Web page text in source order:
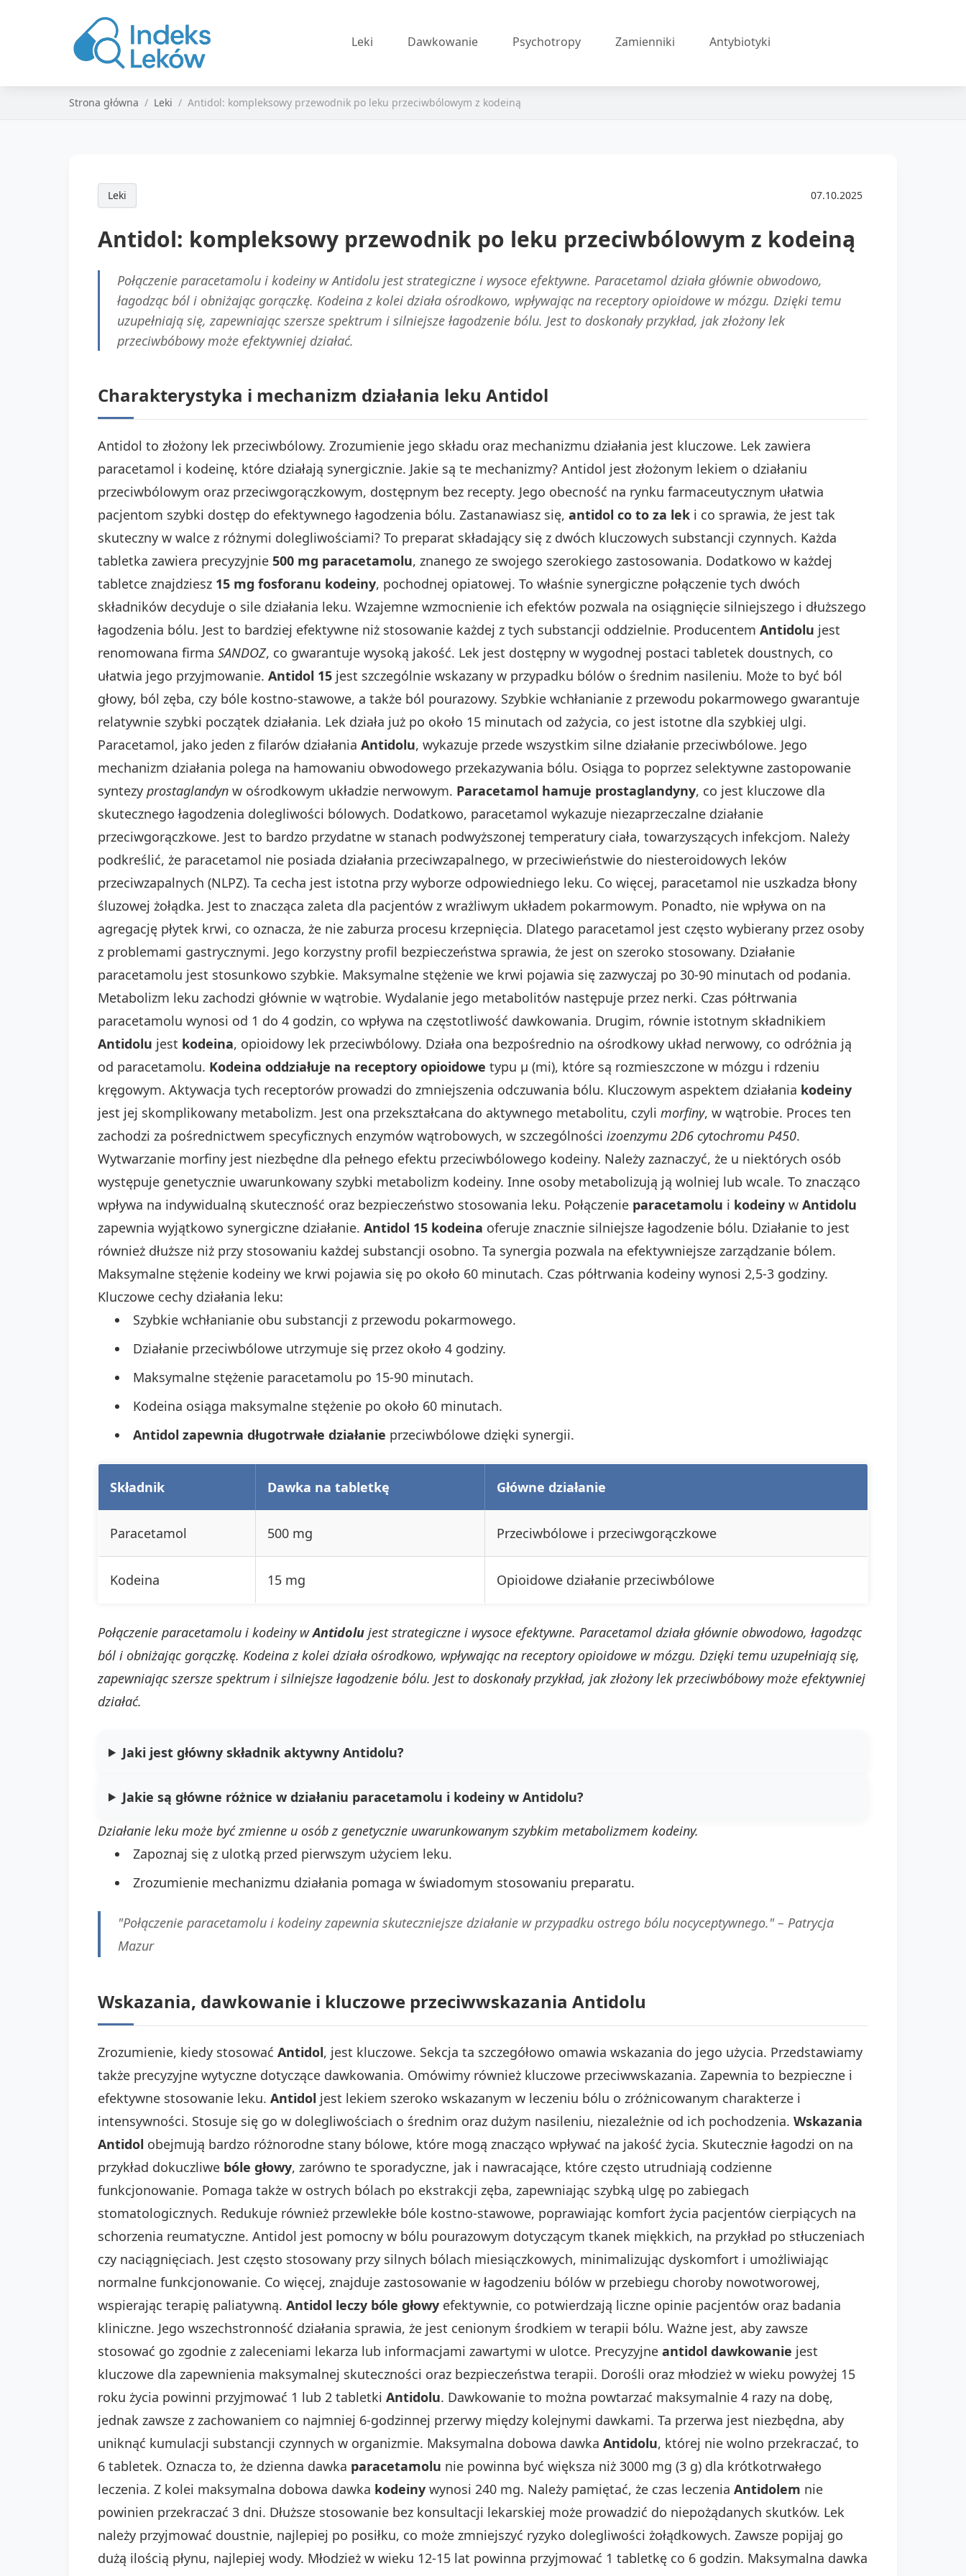
Leki Dawkowanie Psychotropy Zamienniki Antybiotyki
Strona główna Leki Antidol: kompleksowy przewodnik po leku przeciwbólowym z kodeiną
Leki 07.10.2025
Antidol: kompleksowy przewodnik po leku przeciwbólowym z kodeiną
Połączenie paracetamolu i kodeiny w Antidolu jest strategiczne i wysoce efektywne. Paracetamol działa głównie obwodowo,
łagodząc ból i obniżając gorączkę. Kodeina z kolei działa ośrodkowo, wpływając na receptory opioidowe w mózgu. Dzięki temu
uzupełniają się, zapewniając szersze spektrum i silniejsze łagodzenie bólu. Jest to doskonały przykład, jak złożony lek
przeciwbóbowy może efektywniej działać.
Charakterystyka i mechanizm działania leku Antidol
Antidol to złożony lek przeciwbólowy. Zrozumienie jego składu oraz mechanizmu działania jest kluczowe. Lek zawiera
paracetamol i kodeinę, które działają synergicznie. Jakie są te mechanizmy? Antidol jest złożonym lekiem o działaniu
przeciwbólowym oraz przeciwgorączkowym, dostępnym bez recepty. Jego obecność na rynku farmaceutycznym ułatwia
pacjentom szybki dostęp do efektywnego łagodzenia bólu. Zastanawiasz się, antidol co to za lek i co sprawia, że jest tak
skuteczny w walce z różnymi dolegliwościami? To preparat składający się z dwóch kluczowych substancji czynnych. Każda
tabletka zawiera precyzyjnie 500 mg paracetamolu, znanego ze swojego szerokiego zastosowania. Dodatkowo w każdej
tabletce znajdziesz 15 mg fosforanu kodeiny, pochodnej opiatowej. To właśnie synergiczne połączenie tych dwóch
składników decyduje o sile działania leku. Wzajemne wzmocnienie ich efektów pozwala na osiągnięcie silniejszego i dłuższego
łagodzenia bólu. Jest to bardziej efektywne niż stosowanie każdej z tych substancji oddzielnie. Producentem Antidolu jest
renomowana firma SANDOZ, co gwarantuje wysoką jakość. Lek jest dostępny w wygodnej postaci tabletek doustnych, co
ułatwia jego przyjmowanie. Antidol 15 jest szczególnie wskazany w przypadku bólów o średnim nasileniu. Może to być ból
głowy, ból zęba, czy bóle kostno-stawowe, a także ból pourazowy. Szybkie wchłanianie z przewodu pokarmowego gwarantuje
relatywnie szybki początek działania. Lek działa już po około 15 minutach od zażycia, co jest istotne dla szybkiej ulgi.
Paracetamol, jako jeden z filarów działania Antidolu, wykazuje przede wszystkim silne działanie przeciwbólowe. Jego
mechanizm działania polega na hamowaniu obwodowego przekazywania bólu. Osiąga to poprzez selektywne zastopowanie
syntezy prostaglandyn w ośrodkowym układzie nerwowym. Paracetamol hamuje prostaglandyny, co jest kluczowe dla
skutecznego łagodzenia dolegliwości bólowych. Dodatkowo, paracetamol wykazuje niezaprzeczalne działanie
przeciwgorączkowe. Jest to bardzo przydatne w stanach podwyższonej temperatury ciała, towarzyszących infekcjom. Należy
podkreślić, że paracetamol nie posiada działania przeciwzapalnego, w przeciwieństwie do niesteroidowych leków
przeciwzapalnych (NLPZ). Ta cecha jest istotna przy wyborze odpowiedniego leku. Co więcej, paracetamol nie uszkadza błony
śluzowej żołądka. Jest to znacząca zaleta dla pacjentów z wrażliwym układem pokarmowym. Ponadto, nie wpływa on na
agregację płytek krwi, co oznacza, że nie zaburza procesu krzepnięcia. Dlatego paracetamol jest często wybierany przez osoby
z problemami gastrycznymi. Jego korzystny profil bezpieczeństwa sprawia, że jest on szeroko stosowany. Działanie
paracetamolu jest stosunkowo szybkie. Maksymalne stężenie we krwi pojawia się zazwyczaj po 30-90 minutach od podania.
Metabolizm leku zachodzi głównie w wątrobie. Wydalanie jego metabolitów następuje przez nerki. Czas półtrwania
paracetamolu wynosi od 1 do 4 godzin, co wpływa na częstotliwość dawkowania. Drugim, równie istotnym składnikiem
Antidolu jest kodeina, opioidowy lek przeciwbólowy. Działa ona bezpośrednio na ośrodkowy układ nerwowy, co odróżnia ją
od paracetamolu. Kodeina oddziałuje na receptory opioidowe typu μ (mi), które są rozmieszczone w mózgu i rdzeniu
kręgowym. Aktywacja tych receptorów prowadzi do zmniejszenia odczuwania bólu. Kluczowym aspektem działania kodeiny
jest jej skomplikowany metabolizm. Jest ona przekształcana do aktywnego metabolitu, czyli morfiny, w wątrobie. Proces ten
zachodzi za pośrednictwem specyficznych enzymów wątrobowych, w szczególności izoenzymu 2D6 cytochromu P450.
Wytwarzanie morfiny jest niezbędne dla pełnego efektu przeciwbólowego kodeiny. Należy zaznaczyć, że u niektórych osób
występuje genetycznie uwarunkowany szybki metabolizm kodeiny. Inne osoby metabolizują ją wolniej lub wcale. To znacząco
wpływa na indywidualną skuteczność oraz bezpieczeństwo stosowania leku. Połączenie paracetamolu i kodeiny w Antidolu
zapewnia wyjątkowo synergiczne działanie. Antidol 15 kodeina oferuje znacznie silniejsze łagodzenie bólu. Działanie to jest
również dłuższe niż przy stosowaniu każdej substancji osobno. Ta synergia pozwala na efektywniejsze zarządzanie bólem.
Maksymalne stężenie kodeiny we krwi pojawia się po około 60 minutach. Czas półtrwania kodeiny wynosi 2,5-3 godziny.
Kluczowe cechy działania leku:
Szybkie wchłanianie obu substancji z przewodu pokarmowego.
Działanie przeciwbólowe utrzymuje się przez około 4 godziny.
Maksymalne stężenie paracetamolu po 15-90 minutach.
Kodeina osiąga maksymalne stężenie po około 60 minutach.
Antidol zapewnia długotrwałe działanie przeciwbólowe dzięki synergii.
Składnik Dawka na tabletkę Główne działanie
Paracetamol 500 mg Przeciwbólowe i przeciwgorączkowe
Kodeina 15 mg Opioidowe działanie przeciwbólowe
Połączenie paracetamolu i kodeiny wAntidolu jest strategiczne i wysoce efektywne. Paracetamol działa głównie obwodowo, łagodząc
ból i obniżając gorączkę. Kodeina z kolei działa ośrodkowo, wpływając na receptory opioidowe w mózgu. Dzięki temu uzupełniają się,
zapewniając szersze spektrum i silniejsze łagodzenie bólu. Jest to doskonały przykład, jak złożony lek przeciwbóbowy może efektywniej
działać.
Jaki jest główny składnik aktywny Antidolu?
Jakie są główne różnice w działaniu paracetamolu i kodeiny w Antidolu?
Działanie leku może być zmienne u osób z genetycznie uwarunkowanym szybkim metabolizmem kodeiny.
Zapoznaj się z ulotką przed pierwszym użyciem leku.
Zrozumienie mechanizmu działania pomaga w świadomym stosowaniu preparatu.
"Połączenie paracetamolu i kodeiny zapewnia skuteczniejsze działanie w przypadku ostrego bólu nocyceptywnego." – Patrycja
Mazur
Wskazania, dawkowanie i kluczowe przeciwwskazania Antidolu
Zrozumienie, kiedy stosować Antidol, jest kluczowe. Sekcja ta szczegółowo omawia wskazania do jego użycia. Przedstawiamy
także precyzyjne wytyczne dotyczące dawkowania. Omówimy również kluczowe przeciwwskazania. Zapewnia to bezpieczne i
efektywne stosowanie leku. Antidol jest lekiem szeroko wskazanym w leczeniu bólu o zróżnicowanym charakterze i
intensywności. Stosuje się go w dolegliwościach o średnim oraz dużym nasileniu, niezależnie od ich pochodzenia. Wskazania
Antidol obejmują bardzo różnorodne stany bólowe, które mogą znacząco wpływać na jakość życia. Skutecznie łagodzi on na
przykład dokuczliwe bóle głowy, zarówno te sporadyczne, jak i nawracające, które często utrudniają codzienne
funkcjonowanie. Pomaga także w ostrych bólach po ekstrakcji zęba, zapewniając szybką ulgę po zabiegach
stomatologicznych. Redukuje również przewlekłe bóle kostno-stawowe, poprawiając komfort życia pacjentów cierpiących na
schorzenia reumatyczne. Antidol jest pomocny w bólu pourazowym dotyczącym tkanek miękkich, na przykład po stłuczeniach
czy naciągnięciach. Jest często stosowany przy silnych bólach miesiączkowych, minimalizując dyskomfort i umożliwiając
normalne funkcjonowanie. Co więcej, znajduje zastosowanie w łagodzeniu bólów w przebiegu choroby nowotworowej,
wspierając terapię paliatywną. Antidol leczy bóle głowy efektywnie, co potwierdzają liczne opinie pacjentów oraz badania
kliniczne. Jego wszechstronność działania sprawia, że jest cenionym środkiem w terapii bólu. Ważne jest, aby zawsze
stosować go zgodnie z zaleceniami lekarza lub informacjami zawartymi w ulotce. Precyzyjne antidol dawkowanie jest
kluczowe dla zapewnienia maksymalnej skuteczności oraz bezpieczeństwa terapii. Dorośli oraz młodzież w wieku powyżej 15
roku życia powinni przyjmować 1 lub 2 tabletki Antidolu. Dawkowanie to można powtarzać maksymalnie 4 razy na dobę,
jednak zawsze z zachowaniem co najmniej 6-godzinnej przerwy między kolejnymi dawkami. Ta przerwa jest niezbędna, aby
uniknąć kumulacji substancji czynnych w organizmie. Maksymalna dobowa dawka Antidolu, której nie wolno przekraczać, to
6 tabletek. Oznacza to, że dzienna dawka paracetamolu nie powinna być większa niż 3000 mg (3 g) dla krótkotrwałego
leczenia. Z kolei maksymalna dobowa dawka kodeiny wynosi 240 mg. Należy pamiętać, że czas leczenia Antidolem nie
powinien przekraczać 3 dni. Dłuższe stosowanie bez konsultacji lekarskiej może prowadzić do niepożądanych skutków. Lek
należy przyjmować doustnie, najlepiej po posiłku, co może zmniejszyć ryzyko dolegliwości żołądkowych. Zawsze popijaj go
dużą ilością płynu, najlepiej wody. Młodzież w wieku 12-15 lat powinna przyjmować 1 tabletkę co 6 godzin. Maksymalna dawka